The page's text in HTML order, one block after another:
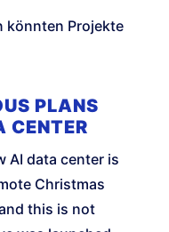
könnten Projekte
PLANS
CENTER
AI data center is
Christmas
this is not